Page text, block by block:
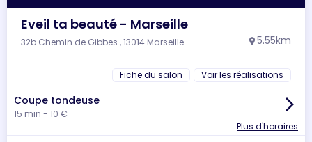
Eveil ta beauté - Marseille
32b Chemin de Gibbes , 13014 Marseille location_on 5.55km
Fiche du salon Voir les réalisations
Coupe tondeuse
15 min - 10 €
arrow_forward_ios
Plus d'horaires